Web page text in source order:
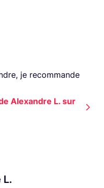
je recommande
Alexandre L. sur
L.